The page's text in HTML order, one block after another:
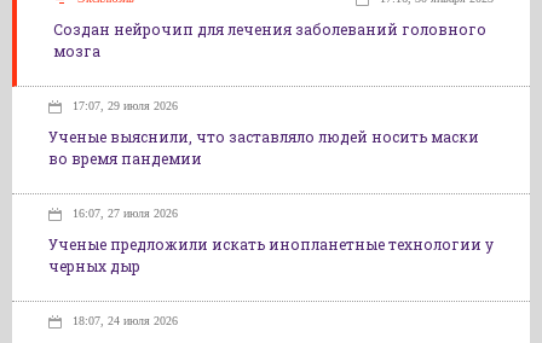
Создан нейрочип для лечения заболеваний головного
мозга
17:07, 29 июля 2026
Ученые выяснили, что заставляло людей носить маски
во время пандемии
16:07, 27 июля 2026
Ученые предложили искать инопланетные технологии у
черных дыр
18:07, 24 июля 2026